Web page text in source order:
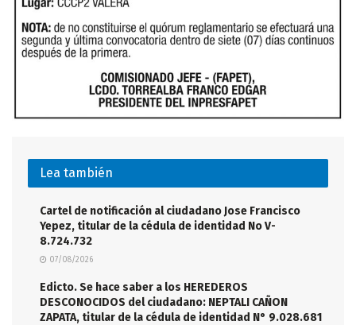
Lea también
Cartel de notificación al ciudadano Jose Francisco
Yepez, titular de la cédula de identidad No V-
8.724.732
07/08/2026
Edicto. Se hace saber a los HEREDEROS
DESCONOCIDOS del ciudadano: NEPTALI CAÑON
ZAPATA, titular de la cédula de identidad N° 9.028.681